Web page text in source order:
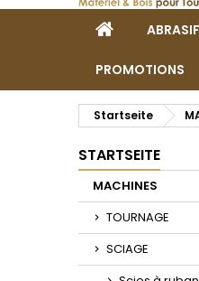
STARTSEITE
PROMOTIONS
Startseite
STARTSEITE
MACHINES
TOURNAGE
SCIAGE